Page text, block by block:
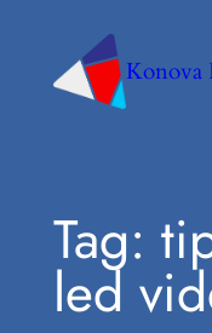
Konova
Tag:
led